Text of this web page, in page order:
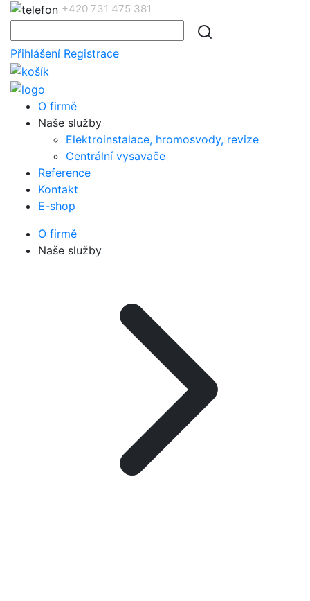
+420 731 475 381
Přihlášení Registrace
O firmě
Naše služby
Elektroinstalace, hromosvody, revize
Centrální vysavače
Reference
Kontakt
E-shop
O firmě
Naše služby